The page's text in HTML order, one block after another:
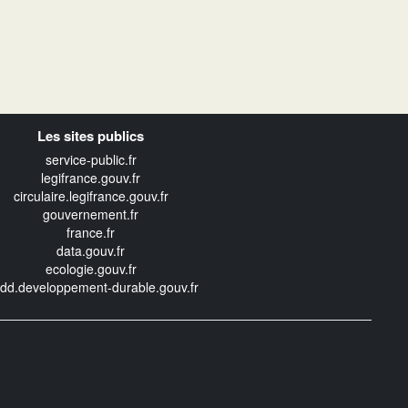
Les sites publics
service-public.fr
legifrance.gouv.fr
circulaire.legifrance.gouv.fr
gouvernement.fr
france.fr
data.gouv.fr
ecologie.gouv.fr
durable.gouv.fr